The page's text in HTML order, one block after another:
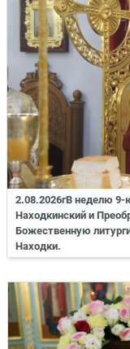
2.08.2026гВ неделю 9-
Находкинский и
Божественную
Находки.